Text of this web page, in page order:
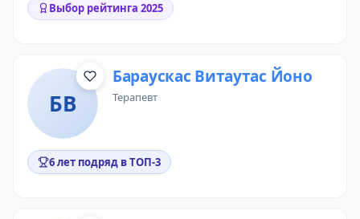
Выбор рейтинга 2025
БВ
Бараускас Витаутас Йоно
терапевт
6 лет подряд в ТОП-3